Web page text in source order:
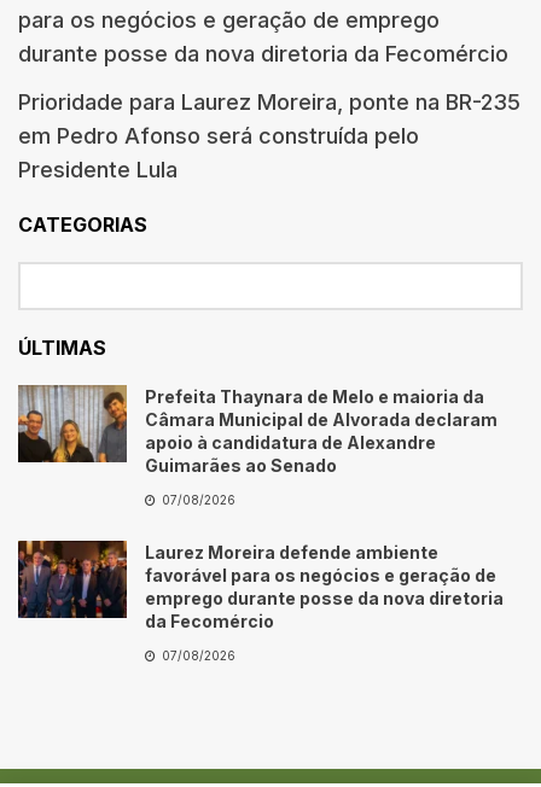
para os negócios e geração de emprego
durante posse da nova diretoria da Fecomércio
Prioridade para Laurez Moreira, ponte na BR-235
em Pedro Afonso será construída pelo
Presidente Lula
CATEGORIAS
ÚLTIMAS
Prefeita Thaynara de Melo e maioria da
Câmara Municipal de Alvorada declaram
apoio à candidatura de Alexandre
Guimarães ao Senado
07/08/2026
Laurez Moreira defende ambiente
favorável para os negócios e geração de
emprego durante posse da nova diretoria
da Fecomércio
07/08/2026